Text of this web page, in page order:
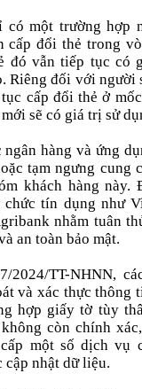
có một trường hợp
cấp đổi thẻ trong
đó vẫn tiếp tục có
Riêng đối với người
cấp đổi thẻ ở
sẽ có giá trị sử
ngân hàng và ứng
tạm ngưng cung
khách hàng này.
tín dụng như
nhằm tuân
an toàn bảo mật.
2024/TT-NHNN,
và xác thực thông
hợp giấy tờ tùy
còn chính
một số dịch vụ
cập nhật dữ liệu.